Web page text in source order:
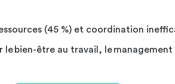
(45 %) et coordination
bien-être au travail, le